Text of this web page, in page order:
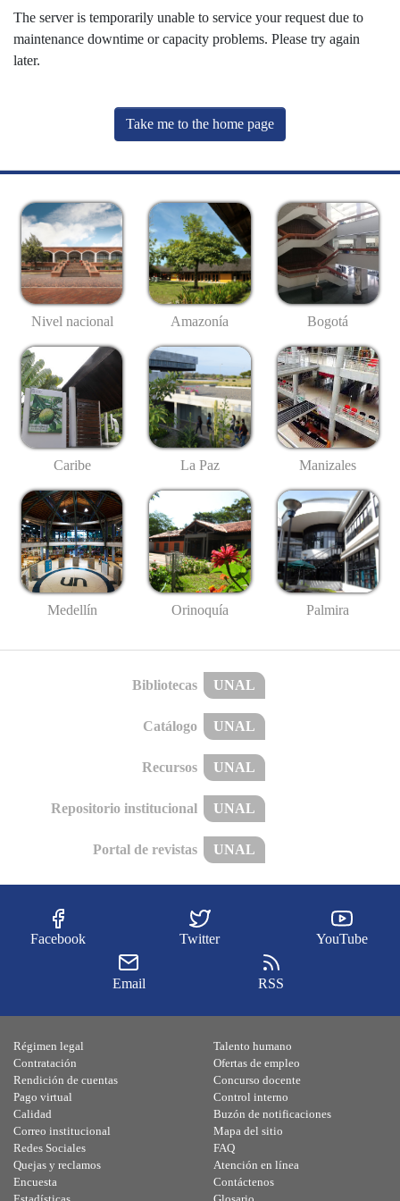
The server is temporarily unable to service your request due to
maintenance downtime or capacity problems. Please try again
later.
Take me to the home page
Nivel nacional Amazonía Bogotá
Caribe La Paz Manizales
Medellín Orinoquía Palmira
Bibliotecas UNAL
Catálogo UNAL
Recursos UNAL
Repositorio institucional UNAL
Portal de revistas UNAL
Facebook Twitter YouTube
Email RSS
Régimen legal
Contratación
Rendición de cuentas
Pago virtual
Calidad
Talento humano
Ofertas de empleo
Concurso docente
Control interno
Buzón de notificaciones
Correo institucional
Redes Sociales
Quejas y reclamos
Encuesta
Mapa del sitio
FAQ
Atención en línea
Contáctenos